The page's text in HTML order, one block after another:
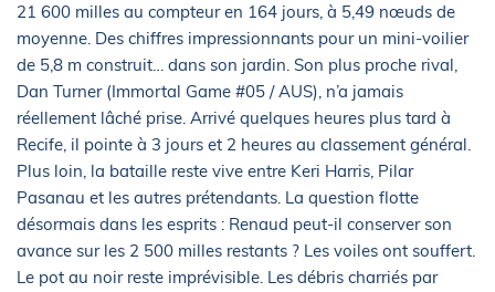
21 600 milles au compteur en 164 jours, à 5,49 nœuds de
moyenne. Des chiffres impressionnants pour un mini-voilier
de 5,8 m construit… dans son jardin. Son plus proche rival,
Dan Turner (Immortal Game #05 / AUS), n’a jamais
réellement lâché prise. Arrivé quelques heures plus tard à
Recife, il pointe à 3 jours et 2 heures au classement général.
Plus loin, la bataille reste vive entre Keri Harris, Pilar
Pasanau et les autres prétendants. La question flotte
désormais dans les esprits : Renaud peut-il conserver son
avance sur les 2 500 milles restants ? Les voiles ont souffert.
Le pot au noir reste imprévisible. Les débris charriés par